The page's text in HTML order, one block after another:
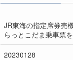
JR東海の指定席券売
らっとこだま乗車票
20230128